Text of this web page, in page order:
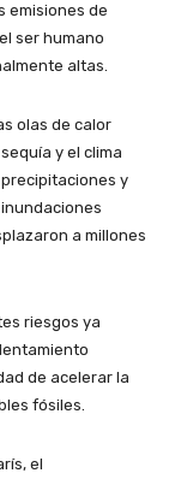
emisiones de
ser humano
altas.
olas de calor
y el clima
y
a millones
riesgos ya
de acelerar la
fósiles.
el